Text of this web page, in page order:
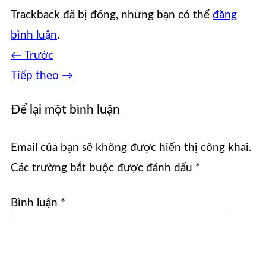
Trackback đã bị đóng, nhưng bạn có thể đăng
bình luận.
← Trước
Tiếp theo →
Để lại một bình luận
Email của bạn sẽ không được hiển thị công khai.
Các trường bắt buộc được đánh dấu *
Bình luận *